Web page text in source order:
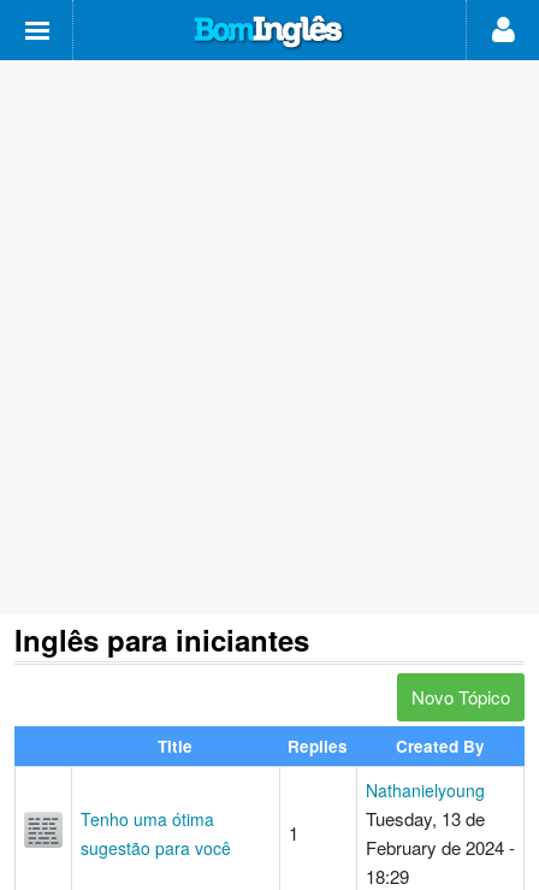
Inglês para iniciantes
Novo Tópico
Title Replies Created By
Tenho uma ótima
sugestão para você
1
Nathanielyoung
Tuesday, 13 de
February de 2024 -
18:29